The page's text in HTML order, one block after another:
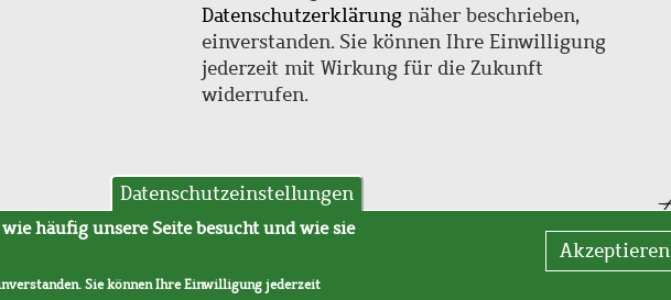
Datenschutzerklärung näher beschrieben,
einverstanden. Sie können Ihre Einwilligung
jederzeit mit Wirkung für die Zukunft
widerrufen.
AVB
Datenschutzeinstellungen
häufig unsere Seite besucht und wie sie
Sie können Ihre Einwilligung jederzeit
Akzeptieren